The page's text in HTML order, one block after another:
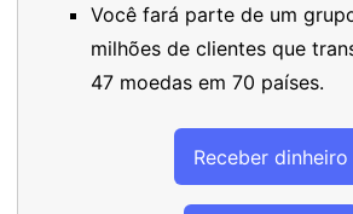
Você fará parte de um
milhões de clientes que
47 moedas em 70 países.
Receber dinheiro